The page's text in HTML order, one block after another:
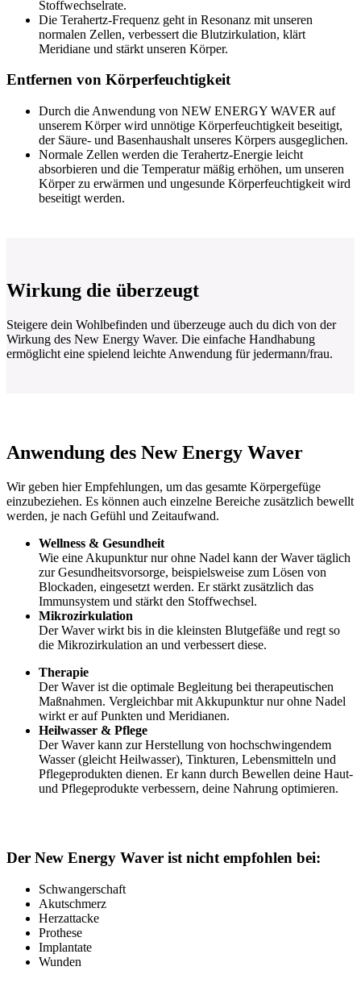
Stoffwechselrate.
Die Terahertz-Frequenz geht in Resonanz mit unseren
normalen Zellen, verbessert die Blutzirkulation, klärt
Meridiane und stärkt unseren Körper.
Entfernen von Körperfeuchtigkeit
Durch die Anwendung von NEW ENERGY WAVER auf
unserem Körper wird unnötige Körperfeuchtigkeit beseitigt,
der Säure- und Basenhaushalt unseres Körpers ausgeglichen.
Normale Zellen werden die Terahertz-Energie leicht
absorbieren und die Temperatur mäßig erhöhen, um unseren
Körper zu erwärmen und ungesunde Körperfeuchtigkeit wird
beseitigt werden.
Wirkung die überzeugt
Steigere dein Wohlbefinden und überzeuge auch du dich von der
Wirkung des New Energy Waver. Die einfache Handhabung
ermöglicht eine spielend leichte Anwendung für jedermann/frau.
Anwendung des New Energy Waver
Wir geben hier Empfehlungen, um das gesamte Körpergefüge
einzubeziehen. Es können auch einzelne Bereiche zusätzlich bewellt
werden, je nach Gefühl und Zeitaufwand.
Wellness & Gesundheit
Wie eine Akupunktur nur ohne Nadel kann der Waver täglich
zur Gesundheitsvorsorge, beispielsweise zum Lösen von
Blockaden, eingesetzt werden. Er stärkt zusätzlich das
Immunsystem und stärkt den Stoffwechsel.
Mikrozirkulation
Der Waver wirkt bis in die kleinsten Blutgefäße und regt so
die Mikrozirkulation an und verbessert diese.
Therapie
Der Waver ist die optimale Begleitung bei therapeutischen
Maßnahmen. Vergleichbar mit Akkupunktur nur ohne Nadel
wirkt er auf Punkten und Meridianen.
Heilwasser & Pflege
Der Waver kann zur Herstellung von hochschwingendem
Wasser (gleicht Heilwasser), Tinkturen, Lebensmitteln und
Pflegeprodukten dienen. Er kann durch Bewellen deine Haut-
und Pflegeprodukte verbessern, deine Nahrung optimieren.
Der New Energy Waver ist nicht empfohlen bei:
Schwangerschaft
Akutschmerz
Herzattacke
Prothese
Implantate
Wunden